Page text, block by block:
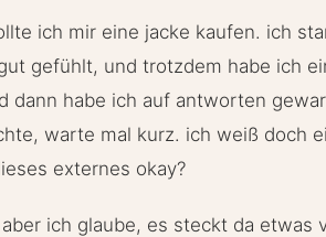
ich mir eine jacke kaufen. ich
gefühlt, und trotzdem habe ich
dann habe ich auf antworten
warte mal kurz. ich weiß doch
externes okay?
ich glaube, es steckt da etwas